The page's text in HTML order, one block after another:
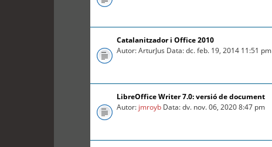
Catalanitzador i Office 2010
Autor: ArturJus Data: dc. feb. 19, 2014 11:51 pm
LibreOffice Writer 7.0: versió de document
Autor: jmroyb Data: dv. nov. 06, 2020 8:47 pm